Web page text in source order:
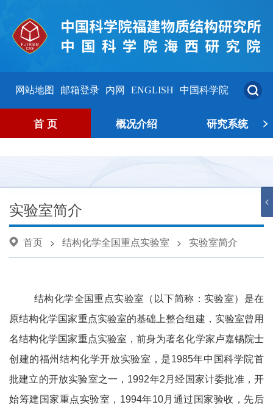
网站地图 邮箱登录 内网 ENGLISH 中国科学院
首 页 概况介绍 研究系统 >
<
实验室简介
首页 > 结构化学全国重点实验室 > 实验室简介
结构化学全国重点实验室（以下简称：实验室）是在
原结构化学国家重点实验室的基础上整合组建，实验室曾用
名结构化学国家重点实验室，前身为著名化学家卢嘉锡院士
创建的福州结构化学开放实验室，是1985年中国科学院首
批建立的开放实验室之一，1992年2月经国家计委批准，开
始筹建国家重点实验室，1994年10月通过国家验收，先后